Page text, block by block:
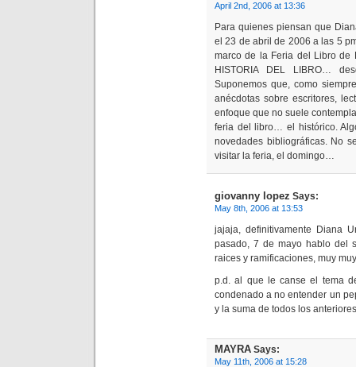
April 2nd, 2006 at 13:36
Para quienes piensan que
el 23 de abril de 2006 a las 5
marco de la Feria del Libro de
HISTORIA DEL LIBRO…
Suponemos que, como
anécdotas sobre escritores,
enfoque que no suele
feria del libro… el histórico.
novedades bibliográficas. No
visitar la feria, el domingo…
giovanny lopez Says:
May 8th, 2006 at 13:53
jajaja, definitivamente Diana
pasado, 7 de mayo hablo del
raices y ramificaciones, muy
p.d. al que le canse el tema
condenado a no entender un
y la suma de todos los
MAYRA Says:
May 11th, 2006 at 15:28